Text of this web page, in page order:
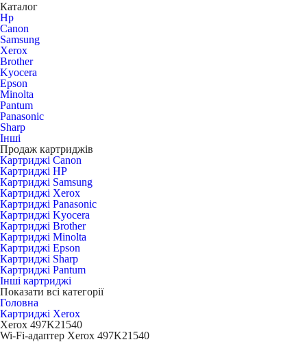
Каталог
Hp
Canon
Samsung
Xerox
Brother
Kyocera
Epson
Minolta
Pantum
Panasonic
Sharp
Інші
Продаж картриджів
Картриджі Canon
Картриджі HP
Картриджі Samsung
Картриджі Xerox
Картриджі Panasonic
Картриджі Kyocera
Картриджі Brother
Картриджі Minolta
Картриджі Epson
Картриджі Sharp
Картриджі Pantum
Інші картриджі
Показати всі категорії
Головна
Картриджі Xerox
Xerox 497K21540
Wi-Fi-адаптер Xerox 497K21540